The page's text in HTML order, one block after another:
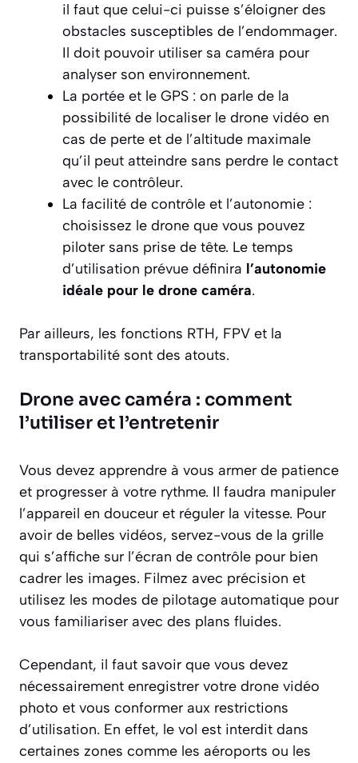
il faut que celui-ci puisse s’éloigner des
obstacles susceptibles de l’endommager.
Il doit pouvoir utiliser sa caméra pour
analyser son environnement.
La portée et le GPS : on parle de la
possibilité de localiser le drone vidéo en
cas de perte et de l’altitude maximale
qu’il peut atteindre sans perdre le contact
avec le contrôleur.
La facilité de contrôle et l’autonomie :
choisissez le drone que vous pouvez
piloter sans prise de tête. Le temps
d’utilisation prévue définira l’autonomie
idéale pour le drone caméra.
Par ailleurs, les fonctions RTH, FPV et la
transportabilité sont des atouts.
Drone avec caméra : comment
l’utiliser et l’entretenir
Vous devez apprendre à vous armer de patience
et progresser à votre rythme. Il faudra manipuler
l’appareil en douceur et réguler la vitesse. Pour
avoir de belles vidéos, servez-vous de la grille
qui s’affiche sur l’écran de contrôle pour bien
cadrer les images. Filmez avec précision et
utilisez les modes de pilotage automatique pour
vous familiariser avec des plans fluides.
Cependant, il faut savoir que vous devez
nécessairement enregistrer votre drone vidéo
photo et vous conformer aux restrictions
d’utilisation. En effet, le vol est interdit dans
certaines zones comme les aéroports ou les